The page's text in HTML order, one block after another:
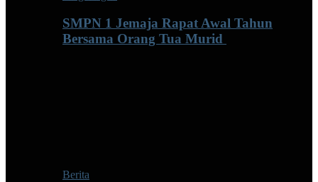
SMPN 1 Jemaja Rapat Awal Tahun
Bersama Orang Tua Murid ‎
Berita